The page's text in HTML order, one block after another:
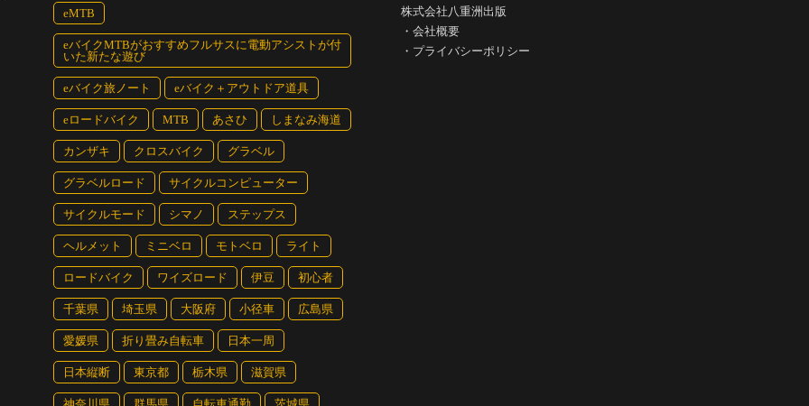
eMTB
eバイクMTBがおすすめフルサスに電動アシストが付
いた新たな遊び
eバイク旅ノート eバイク＋アウトドア道具
eロードバイク MTB あさひ しまなみ海道
カンザキ クロスバイク グラベル
グラベルロード サイクルコンピューター
サイクルモード シマノ ステップス
ヘルメット ミニベロ モトベロ ライト
ロードバイク ワイズロード 伊豆 初心者
千葉県 埼玉県 大阪府 小径車 広島県
愛媛県 折り畳み自転車 日本一周
日本縦断 東京都 栃木県 滋賀県
株式会社八重洲出版
・ 会社概要
・ プライバシーポリシー